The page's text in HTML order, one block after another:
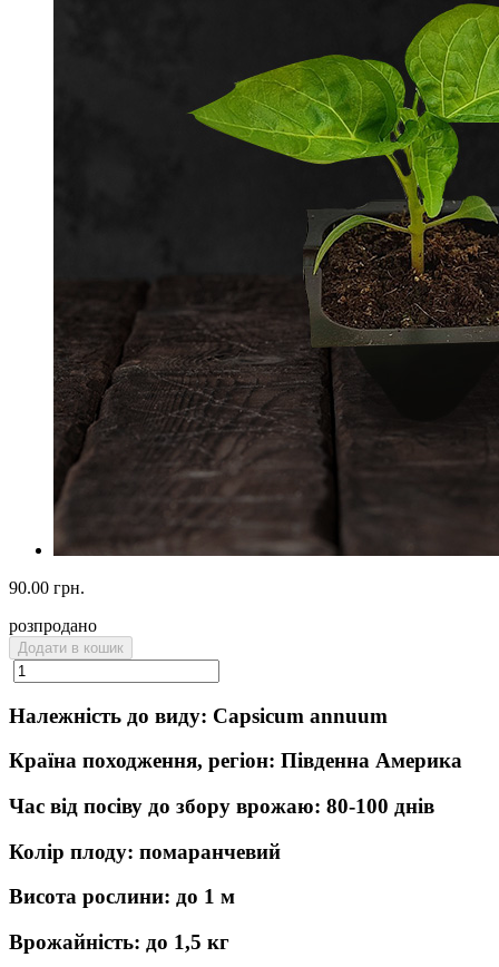
90.00 грн.
розпродано
Додати в кошик
Належність до виду: Capsicum annuum
Країна походження, регіон: Південна Америка
Час від посіву до збору врожаю: 80-100 днів
Колір плоду: помаранчевий
Висота рослини: до 1 м
Врожайність: до 1,5 кг